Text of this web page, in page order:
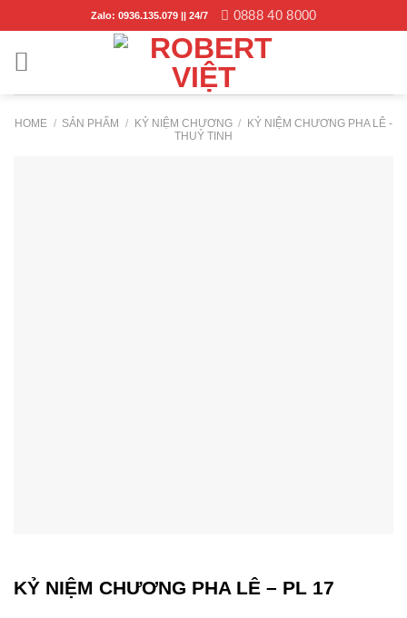
to
content
Zalo: 0936.135.079 || 24/7 0888 40 8000
HOME / SẢN PHẨM / KỶ NIỆM CHƯƠNG /
KỶ NIỆM CHƯƠNG PHA LÊ -
THUỶ TINH
KỶ NIỆM CHƯƠNG PHA LÊ – PL 17